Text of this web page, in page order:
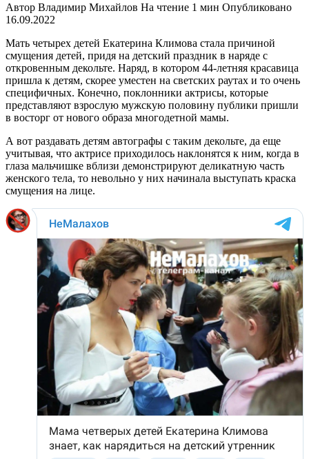
Автор Владимир Михайлов На чтение 1 мин Опубликовано
16.09.2022
Мать четырех детей Екатерина Климова стала причиной
смущения детей, придя на детский праздник в наряде с
откровенным декольте. Наряд, в котором 44-летняя красавица
пришла к детям, скорее уместен на светских раутах и то очень
специфичных. Конечно, поклонники актрисы, которые
представляют взрослую мужскую половину публики пришли
в восторг от нового образа многодетной мамы.
А вот раздавать детям автографы с таким декольте, да еще
учитывая, что актрисе приходилось наклонятся к ним, когда в
глаза мальчишке вблизи демонстрируют деликатную часть
женского тела, то невольно у них начинала выступать краска
смущения на лице.